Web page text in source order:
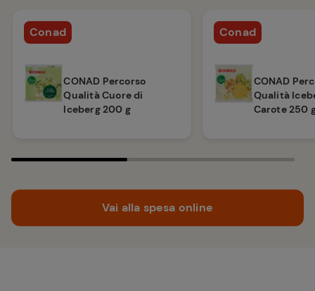
Conad
CONAD Percorso
Qualità Cuore di
Iceberg 200 g
Conad
CONAD
Qualità
Carote 250
Vai alla spesa online